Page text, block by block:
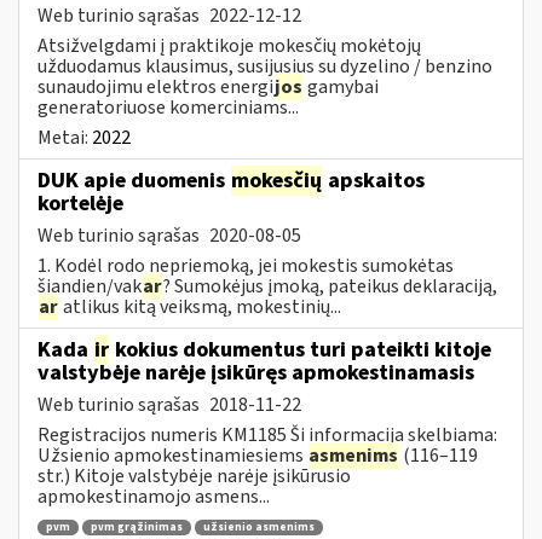
Web turinio sąrašas 2022-12-12
Atsižvelgdami į praktikoje mokesčių mokėtojų
užduodamus klausimus, susijusius su dyzelino / benzino
sunaudojimu elektros energijos gamybai
generatoriuose komerciniams...
Metai: 2022
DUK apie duomenis mokesčių apskaitos
kortelėje
Web turinio sąrašas 2020-08-05
1. Kodėl rodo nepriemoką, jei mokestis sumokėtas
šiandien/vakar? Sumokėjus įmoką, pateikus deklaraciją,
aratlikus kitą veiksmą, mokestinių...
Kada ir kokius dokumentus turi pateikti kitoje
valstybėje narėje įsikūręs apmokestinamasis
Web turinio sąrašas 2018-11-22
Registracijos numeris KM1185 Ši informacija skelbiama:
Užsienio apmokestinamiesiems asmenims (116–119
str.) Kitoje valstybėje narėje įsikūrusio
apmokestinamojo asmens...
pvm pvm grąžinimas
užsienio asmenims